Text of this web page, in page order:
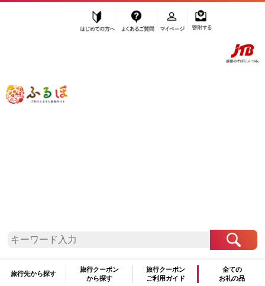
ふるぽ JTBのふるさと納税サイト
旅行先から探す
旅行クーポン
から探す
旅行クーポン
ご利用ガイド
全ての
お礼の品
「栃木県壬生町」はふるぽからお申込みをすること
はできません。